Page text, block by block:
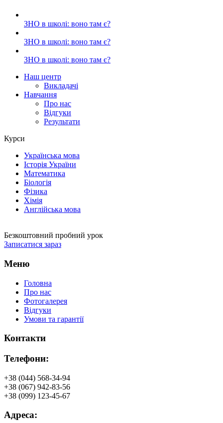
ЗНО в школі: воно там є?
ЗНО в школі: воно там є?
ЗНО в школі: воно там є?
Наш центр
Викладачі
Навчання
Про нас
Відгуки
Результати
Курси
Українська мова
Історія України
Математика
Біологія
Фізика
Хімія
Англійська мова
Безкоштовний пробний урок
Записатися зараз
Меню
Головна
Про нас
Фотогалерея
Відгуки
Умови та гарантії
Контакти
Телефони:
+38 (044) 568-34-94
+38 (067) 942-83-56
+38 (099) 123-45-67
Адреса: